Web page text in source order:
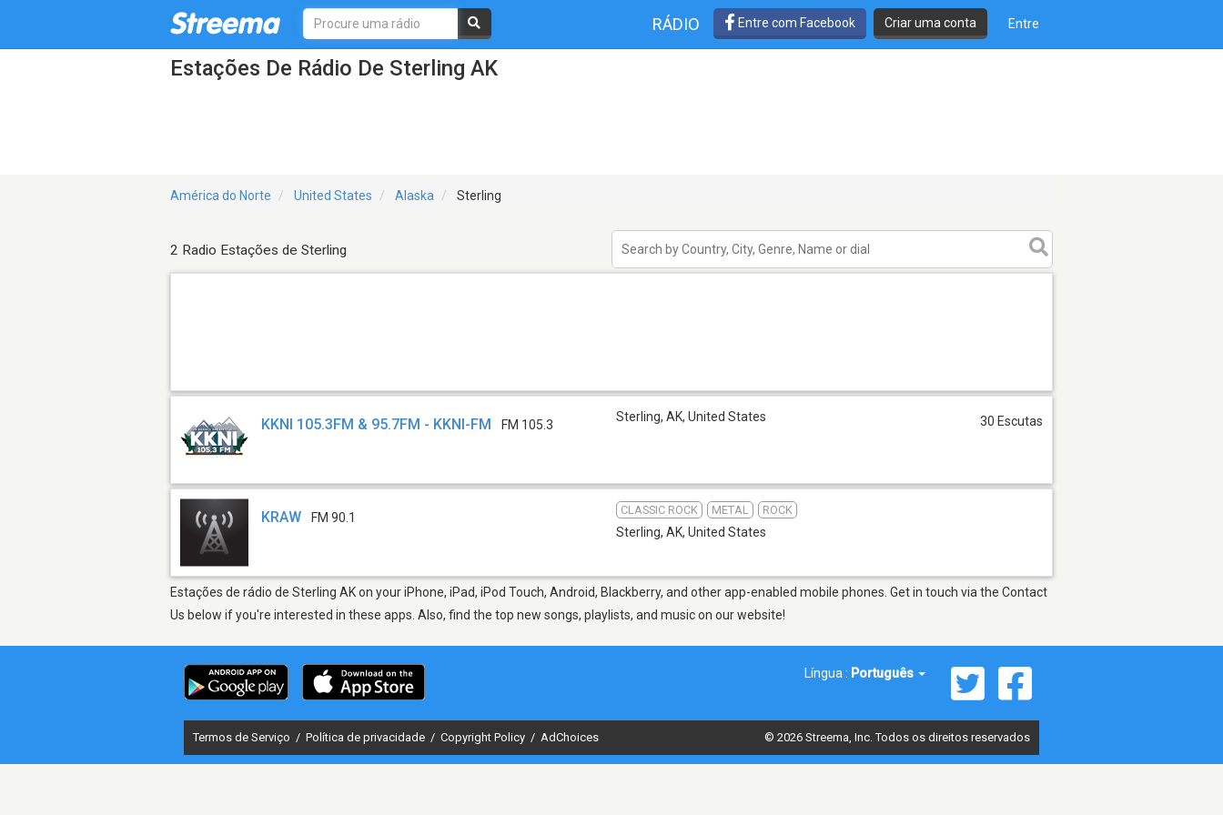
RÁDIO Entre com Facebook Criar uma conta Entre
Estações De Rádio De Sterling AK
América do Norte United States Alaska Sterling
2 Radio Estações de Sterling
KKNI 105.3FM & 95.7FM - KKNI-FM FM 105.3
Sterling, AK, United States 30 Escutas
KRAW FM 90.1
CLASSIC ROCK METAL ROCK
Sterling, AK, United States
Estações de rádio de Sterling AK on your iPhone, iPad, iPod Touch, Android, Blackberry, and other app-enabled mobile phones. Get in touch via the Contact
Us below if you're interested in these apps. Also, find the top new songs, playlists, and music on our website!
Língua : Português
Termos de Serviço / Política de privacidade / Copyright Policy / AdChoices © 2026 Streema, Inc. Todos os direitos reservados